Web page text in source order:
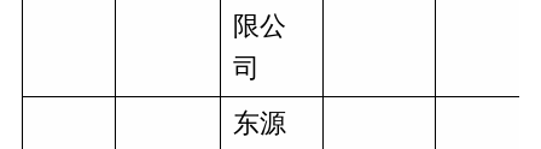
限公
司
东源